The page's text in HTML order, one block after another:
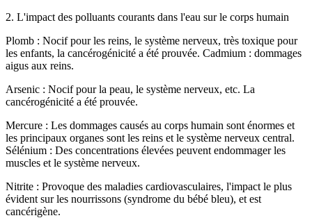
2. L'impact des polluants courants dans l'eau sur le corps humain
Plomb : Nocif pour les reins, le système nerveux, très toxique pour
les enfants, la cancérogénicité a été prouvée. Cadmium : dommages
aigus aux reins.
Arsenic : Nocif pour la peau, le système nerveux, etc. La
cancérogénicité a été prouvée.
Mercure : Les dommages causés au corps humain sont énormes et
les principaux organes sont les reins et le système nerveux central.
Sélénium : Des concentrations élevées peuvent endommager les
muscles et le système nerveux.
Nitrite : Provoque des maladies cardiovasculaires, l'impact le plus
évident sur les nourrissons (syndrome du bébé bleu), et est
cancérigène.